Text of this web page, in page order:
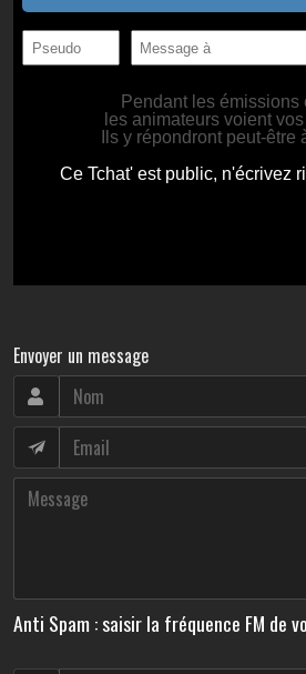
Envoyer un message
Anti Spam : saisir la fréquence FM de